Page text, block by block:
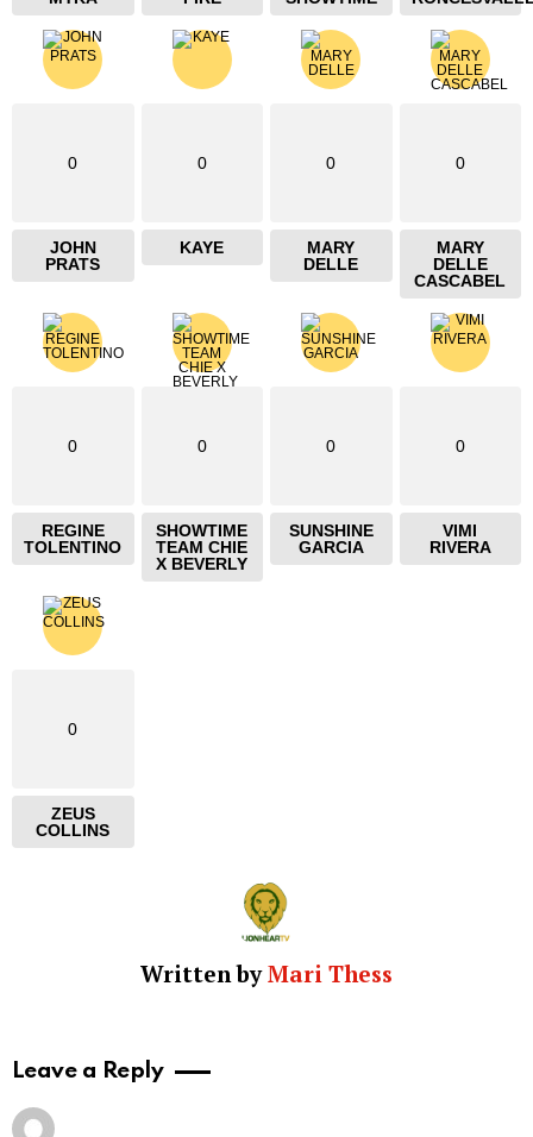
0
JOHN
PRATS
0
KAYE
0
MARY
DELLE
0
MARY
DELLE
CASCABEL
0
REGINE
TOLENTINO
0
SHOWTIME
TEAM CHIE
X BEVERLY
0
SUNSHINE
GARCIA
0
VIMI
RIVERA
0
ZEUS
COLLINS
Written byMari Thess
Leave a Reply